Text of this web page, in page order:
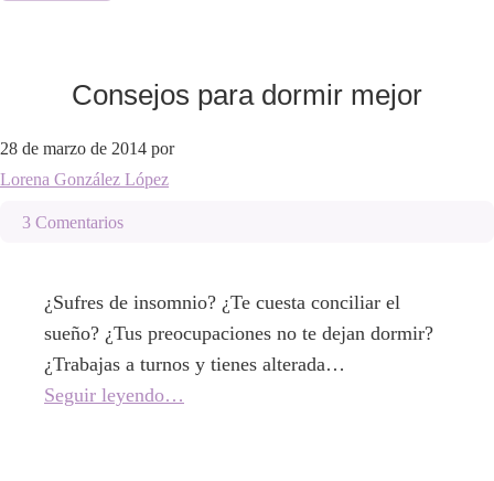
Consejos para dormir mejor
28 de marzo de 2014 por
Lorena González López
3 Comentarios
¿Sufres de insomnio? ¿Te cuesta conciliar el
sueño? ¿Tus preocupaciones no te dejan dormir?
¿Trabajas a turnos y tienes alterada…
Seguir leyendo…